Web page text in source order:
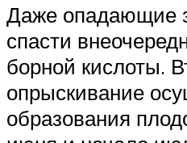
Даже опадающие
спасти
борной кислоты.
опрыскивание
образования